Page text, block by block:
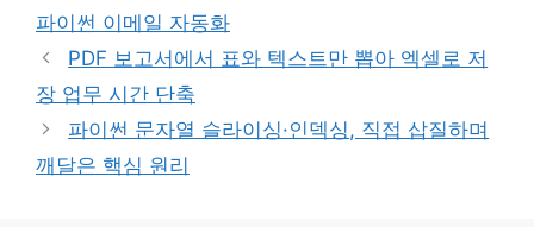
파이썬 이메일 자동화
PDF 보고서에서 표와 텍스트만 뽑아 엑셀로 저
장 업무 시간 단축
파이썬 문자열 슬라이싱·인덱싱, 직접 삽질하며
깨달은 핵심 원리